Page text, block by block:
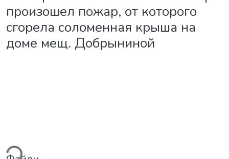
произошел пожар, от которого
сгорела соломенная крыша на
доме мещ. Добрыниной